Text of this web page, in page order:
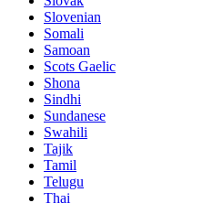
Slovenian
Somali
Samoan
Scots Gaelic
Shona
Sindhi
Sundanese
Swahili
Tajik
Tamil
Telugu
Thai